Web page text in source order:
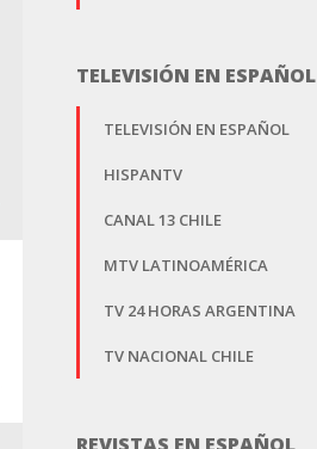
TELEVISIÓN EN ESPAÑOL
TELEVISIÓN EN ESPAÑOL
HISPANTV
CANAL 13 CHILE
MTV LATINOAMÉRICA
TV 24 HORAS ARGENTINA
TV NACIONAL CHILE